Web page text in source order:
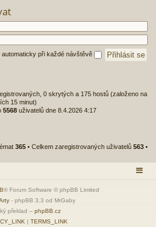
automaticky při každé návštěvě
0 skrytých a 175 hostů (založeno na
15 minut)
5568 uživatelů dne 8.4.2026 4:17
365 • Celkem zaregistrovaných uživatelů 563 •
® Forum Software © phpBB Limited
- phpBB 3.3 od MrGaby
překlad – phpBB.cz
| TERMS_LINK